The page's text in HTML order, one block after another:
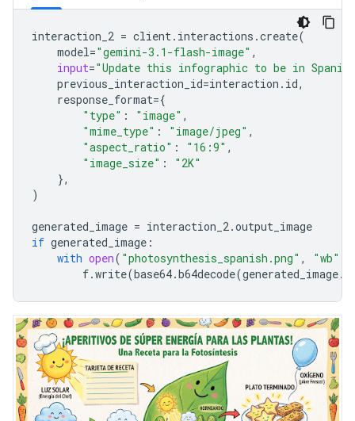
interaction_2 = client. interactions .create(
model="gemini-3.1-flash-image" ,
input="Update this infographic to be in
previous_interaction_id=interaction . id,
response_format={
"type" : "image" ,
"mime_type" : "image/jpeg" ,
"aspect_ratio" : "16:9" ,
"image_size" :
"2K"
},
)
generated_image = interaction_2.output_image
if generated_image :
with open( "photosynthesis_spanish.png" , "wb"
f.write(base64.b64decode(generated_image.